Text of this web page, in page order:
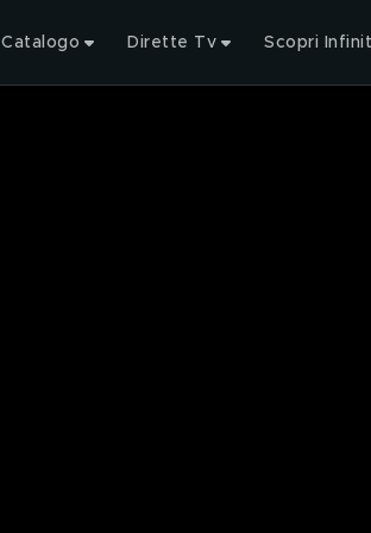
Catalogo Dirette Tv Scopri